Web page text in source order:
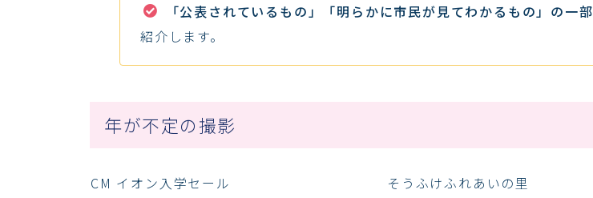
「公表されているもの」「明らかに市民が見てわかるもの」の一部
紹介します。
年が不定の撮影
CM イオン入学セール
そうふけふれあいの里